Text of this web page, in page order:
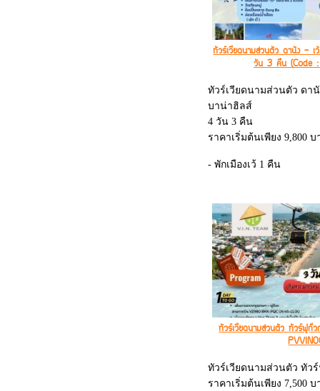
ทัวร์เวียดนามส่วนตัว ดานัง -
วัน 3 คืน (Code
ทัวร์เวียดนามส่วนตัว ดา
บาน่าฮิลส์
4 วัน 3 คืน
ราคาเริ่มต้นเพียง 9,800 บ
- พักเมืองเว้ 1 คืน
French Village Bana Hills)
ทัวร์เวียดนามส่วนตัว ทัวร์ฟู
ทัวร์เวียดนามส่วนตัว ทัว
ราคาเริ่มต้นเพียง 7,500 บ